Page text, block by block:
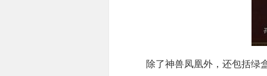
除了神兽凤凰外，还包括绿盒